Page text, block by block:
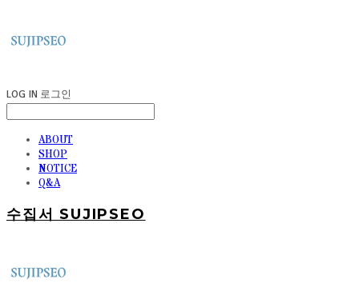
LOG IN 로그인
ABOUT
SHOP
NOTICE
Q&A
수집서 SUJIPSEO